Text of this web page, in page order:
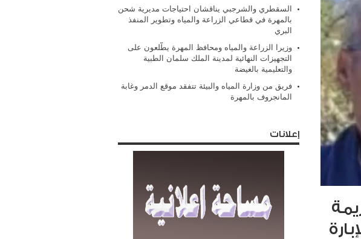
السقطري والشرجبي يناقشان احتياجات مديرية شحن
بالمهرة في قطاعي الزراعة والمياه وتطوير المنفذ
البري
وزيرا الزراعة والمياه ومحافظ المهرة يطّلعون على
التجهيزات النهائية لمدينة الملك سلمان الطبية
والتعليمية بالغيضة
فريق من وزارة المياه والبيئة تتفقد موقع الدمر وغابة
المانجروف بالمهرة
إعلانات